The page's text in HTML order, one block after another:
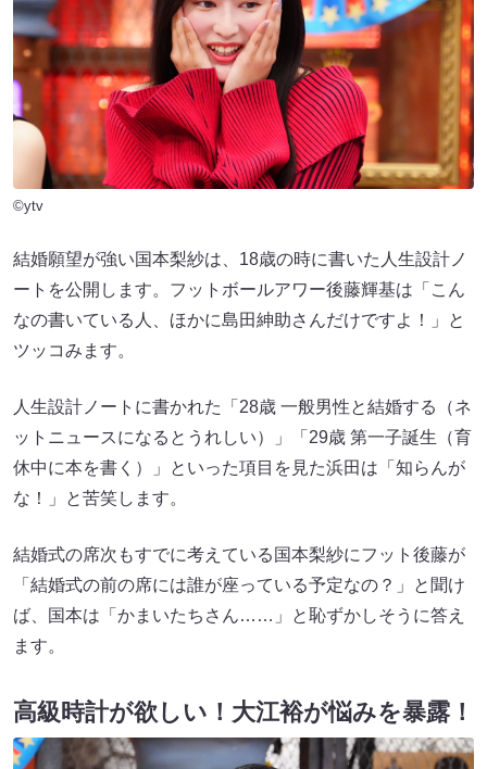
©ytv
結婚願望が強い国本梨紗は、18歳の時に書いた人生設計ノ
ートを公開します。フットボールアワー後藤輝基は「こん
なの書いている人、ほかに島田紳助さんだけですよ！」と
ツッコみます。
人生設計ノートに書かれた「28歳 一般男性と結婚する（ネ
ットニュースになるとうれしい）」「29歳 第一子誕生（育
休中に本を書く）」といった項目を見た浜田は「知らんが
な！」と苦笑します。
結婚式の席次もすでに考えている国本梨紗にフット後藤が
「結婚式の前の席には誰が座っている予定なの？」と聞け
ば、国本は「かまいたちさん……」と恥ずかしそうに答え
ます。
高級時計が欲しい！大江裕が悩みを暴露！